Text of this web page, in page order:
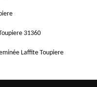
31360
Laffite Toupiere